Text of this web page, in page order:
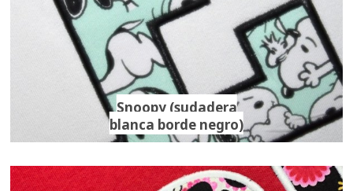
Snoopy (sudadera
blanca borde negro)